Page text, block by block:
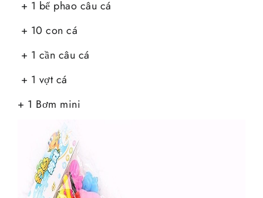
+ 1 bể phao câu cá
+ 10 con cá
+ 1 cần câu cá
+ 1 vợt cá
+ 1 Bơm mini